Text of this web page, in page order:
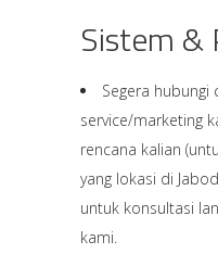
Sistem &
Segera hubungi
service/marketing
rencana kalian
yang lokasi di
untuk konsultasi
kami.